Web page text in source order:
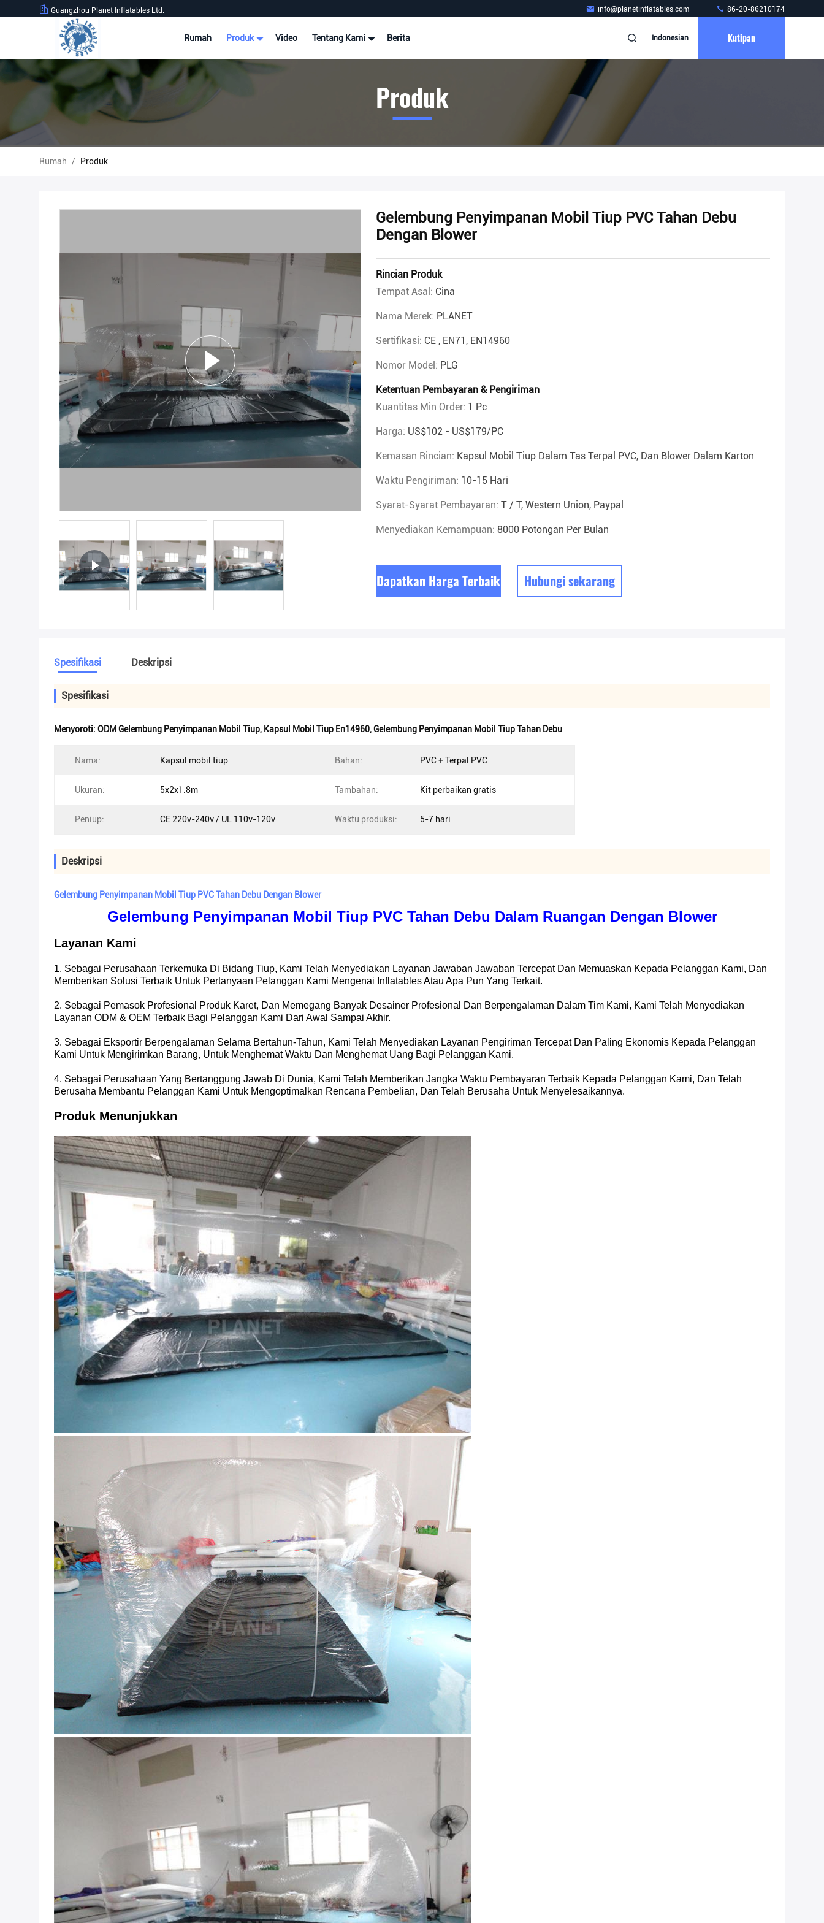
Guangzhou Planet Inflatables Ltd. info@planetinflatables.com 86-20-86210174
Rumah Produk Video Tentang Kami Berita Indonesian Kutipan
Produk
Rumah / Produk
Gelembung Penyimpanan Mobil Tiup PVC Tahan Debu
Dengan Blower
Rincian Produk
Tempat Asal: Cina
Nama Merek: PLANET
Sertifikasi: CE , EN71, EN14960
Nomor Model: PLG
Ketentuan Pembayaran & Pengiriman
Kuantitas Min Order: 1 Pc
Harga: US$102 - US$179/PC
Kemasan Rincian: Kapsul Mobil Tiup Dalam Tas Terpal PVC, Dan Blower Dalam Karton
Waktu Pengiriman: 10-15 Hari
Syarat-Syarat Pembayaran: T / T, Western Union, Paypal
Menyediakan Kemampuan: 8000 Potongan Per Bulan
Dapatkan Harga Terbaik Hubungi sekarang
Spesifikasi Deskripsi
Spesifikasi
Menyoroti: ODM Gelembung Penyimpanan Mobil Tiup, Kapsul Mobil Tiup En14960,Gelembung Penyimpanan Mobil Tiup Tahan Debu
Nama: Kapsul mobil tiup Bahan: PVC + Terpal PVC
Ukuran: 5x2x1.8m Tambahan: Kit perbaikan gratis
Peniup: CE 220v-240v / UL 110v-120v Waktu produksi: 5-7 hari
Deskripsi
Gelembung Penyimpanan Mobil Tiup PVC Tahan Debu Dengan Blower
Gelembung Penyimpanan Mobil Tiup PVC Tahan Debu Dalam Ruangan Dengan Blower
Layanan Kami
1. Sebagai Perusahaan Terkemuka Di Bidang Tiup, Kami Telah Menyediakan Layanan Jawaban Jawaban Tercepat Dan Memuaskan Kepada Pelanggan Kami, Dan
Memberikan Solusi Terbaik Untuk Pertanyaan Pelanggan Kami Mengenai Inflatables Atau Apa Pun Yang Terkait.
2. Sebagai Pemasok Profesional Produk Karet, Dan Memegang Banyak Desainer Profesional Dan Berpengalaman Dalam Tim Kami, Kami Telah Menyediakan
Layanan ODM & OEM Terbaik Bagi Pelanggan Kami Dari Awal Sampai Akhir.
3. Sebagai Eksportir Berpengalaman Selama Bertahun-Tahun, Kami Telah Menyediakan Layanan Pengiriman Tercepat Dan Paling Ekonomis Kepada Pelanggan
Kami Untuk Mengirimkan Barang, Untuk Menghemat Waktu Dan Menghemat Uang Bagi Pelanggan Kami.
4. Sebagai Perusahaan Yang Bertanggung Jawab Di Dunia, Kami Telah Memberikan Jangka Waktu Pembayaran Terbaik Kepada Pelanggan Kami, Dan Telah
Berusaha Membantu Pelanggan Kami Untuk Mengoptimalkan Rencana Pembelian, Dan Telah Berusaha Untuk Menyelesaikannya.
Produk Menunjukkan